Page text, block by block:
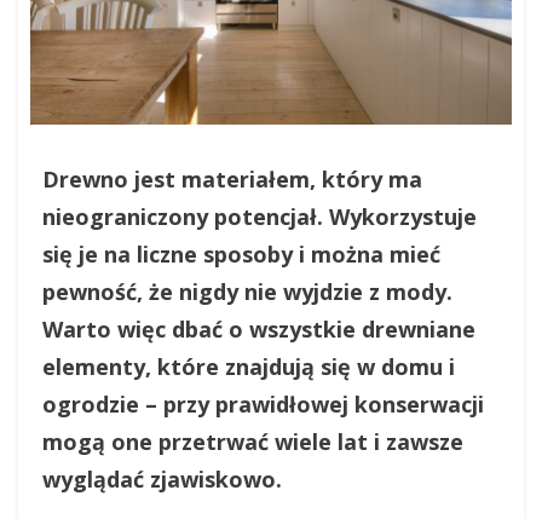
Drewno jest materiałem, który ma
nieograniczony potencjał. Wykorzystuje
się je na liczne sposoby i można mieć
pewność, że nigdy nie wyjdzie z mody.
Warto więc dbać o wszystkie drewniane
elementy, które znajdują się w domu i
ogrodzie – przy prawidłowej konserwacji
mogą one przetrwać wiele lat i zawsze
wyglądać zjawiskowo.